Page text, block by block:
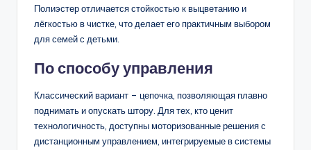
Полиэстер отличается стойкостью к выцветанию и
лёгкостью в чистке, что делает его практичным выбором
для семей с детьми.
По способу управления
Классический вариант – цепочка, позволяющая плавно
поднимать и опускать штору. Для тех, кто ценит
технологичность, доступны моторизованные решения с
дистанционным управлением, интегрируемые в системы